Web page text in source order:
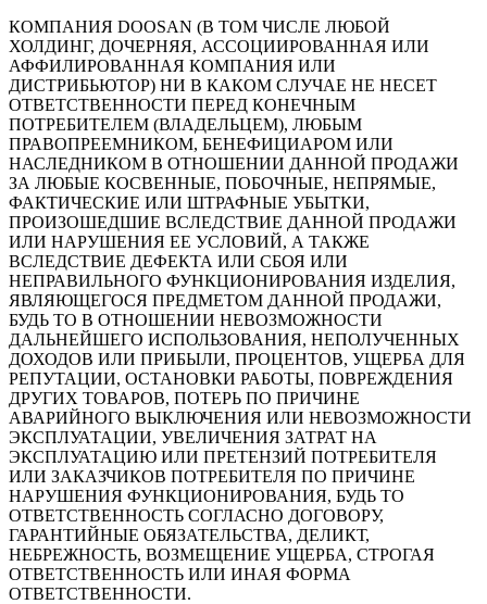
КОМПАНИЯ DOOSAN (В ТОМ ЧИСЛЕ ЛЮБОЙ
ХОЛДИНГ, ДОЧЕРНЯЯ, АССОЦИИРОВАННАЯ ИЛИ
АФФИЛИРОВАННАЯ КОМПАНИЯ ИЛИ
ДИСТРИБЬЮТОР) НИ В КАКОМ СЛУЧАЕ НЕ НЕСЕТ
ОТВЕТСТВЕННОСТИ ПЕРЕД КОНЕЧНЫМ
ПОТРЕБИТЕЛЕМ (ВЛАДЕЛЬЦЕМ), ЛЮБЫМ
ПРАВОПРЕЕМНИКОМ, БЕНЕФИЦИАРОМ ИЛИ
НАСЛЕДНИКОМ В ОТНОШЕНИИ ДАННОЙ ПРОДАЖИ
ЗА ЛЮБЫЕ КОСВЕННЫЕ, ПОБОЧНЫЕ, НЕПРЯМЫЕ,
ФАКТИЧЕСКИЕ ИЛИ ШТРАФНЫЕ УБЫТКИ,
ПРОИЗОШЕДШИЕ ВСЛЕДСТВИЕ ДАННОЙ ПРОДАЖИ
ИЛИ НАРУШЕНИЯ ЕЕ УСЛОВИЙ, А ТАКЖЕ
ВСЛЕДСТВИЕ ДЕФЕКТА ИЛИ СБОЯ ИЛИ
НЕПРАВИЛЬНОГО ФУНКЦИОНИРОВАНИЯ ИЗДЕЛИЯ,
ЯВЛЯЮЩЕГОСЯ ПРЕДМЕТОМ ДАННОЙ ПРОДАЖИ,
БУДЬ ТО В ОТНОШЕНИИ НЕВОЗМОЖНОСТИ
ДАЛЬНЕЙШЕГО ИСПОЛЬЗОВАНИЯ, НЕПОЛУЧЕННЫХ
ДОХОДОВ ИЛИ ПРИБЫЛИ, ПРОЦЕНТОВ, УЩЕРБА ДЛЯ
РЕПУТАЦИИ, ОСТАНОВКИ РАБОТЫ, ПОВРЕЖДЕНИЯ
ДРУГИХ ТОВАРОВ, ПОТЕРЬ ПО ПРИЧИНЕ
АВАРИЙНОГО ВЫКЛЮЧЕНИЯ ИЛИ НЕВОЗМОЖНОСТИ
ЭКСПЛУАТАЦИИ, УВЕЛИЧЕНИЯ ЗАТРАТ НА
ЭКСПЛУАТАЦИЮ ИЛИ ПРЕТЕНЗИЙ ПОТРЕБИТЕЛЯ
ИЛИ ЗАКАЗЧИКОВ ПОТРЕБИТЕЛЯ ПО ПРИЧИНЕ
НАРУШЕНИЯ ФУНКЦИОНИРОВАНИЯ, БУДЬ ТО
ОТВЕТСТВЕННОСТЬ СОГЛАСНО ДОГОВОРУ,
ГАРАНТИЙНЫЕ ОБЯЗАТЕЛЬСТВА, ДЕЛИКТ,
НЕБРЕЖНОСТЬ, ВОЗМЕЩЕНИЕ УЩЕРБА, СТРОГАЯ
ОТВЕТСТВЕННОСТЬ ИЛИ ИНАЯ ФОРМА
ОТВЕТСТВЕННОСТИ.